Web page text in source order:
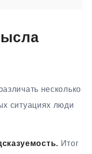
несколько
ситуациях люди
Итог